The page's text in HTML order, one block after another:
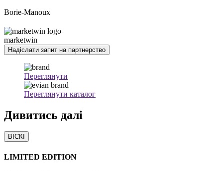
Borie-Manoux
marketwin
Надіслати запит на партнерство
Переглянути
Переглянути каталог
Дивитись далі
ВІСКІ
LIMITED EDITION